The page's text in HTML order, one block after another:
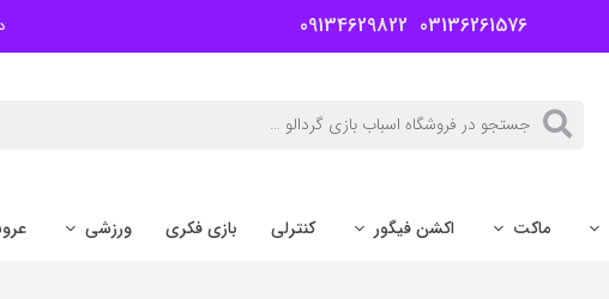
03136261576
09134629822
ماکت اکشن فیگور کنترلی بازی فکری ورزشی